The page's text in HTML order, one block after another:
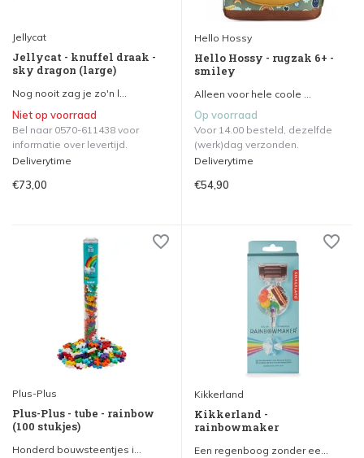
Jellycat
Jellycat - knuffel draak -
sky dragon (large)
Nog nooit zag je zo'n l...
Niet op voorraad
Bel naar 0570-611438 voor
informatie over levertijd.
Deliverytime
€73,00
Hello Hossy
Hello Hossy - rugzak 6+ -
smiley
Alleen voor hele coole ...
Op voorraad
Voor 14.00 besteld, dezelfde
(werk)dag verzonden.
Deliverytime
€54,90
Plus-Plus
Plus-Plus - tube - rainbow
(100 stukjes)
Honderd bouwsteentjes i...
Kikkerland
Kikkerland -
rainbowmaker
Een regenboog zonder ee...